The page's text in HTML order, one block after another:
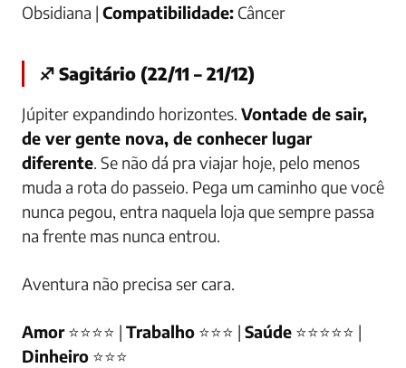
Obsidiana | Compatibilidade: Câncer
♐ Sagitário (22/11 – 21/12)
Júpiter expandindo horizontes. Vontade de sair,
de ver gente nova, de conhecer lugar
diferente. Se não dá pra viajar hoje, pelo menos
muda a rota do passeio. Pega um caminho que você
nunca pegou, entra naquela loja que sempre passa
na frente mas nunca entrou.
Aventura não precisa ser cara.
Amor⭐⭐⭐⭐ | Trabalho ⭐⭐⭐ | Saúde ⭐⭐⭐⭐⭐ |
Dinheiro ⭐⭐⭐